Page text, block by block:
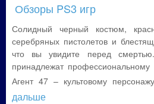
Обзоры PS3 игр
Солидный черный костюм,
серебряных пистолетов и
что вы увидите перед
принадлежат
Агент 47 – культовому
дальше